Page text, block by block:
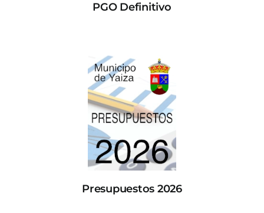
PGO Definitivo
Presupuestos 2026